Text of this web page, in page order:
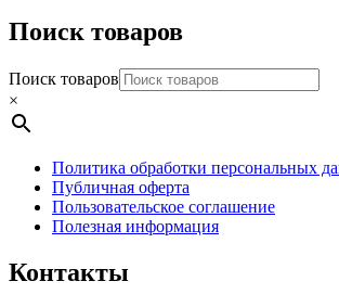
Поиск товаров
Поиск товаров
×
Политика обработки персональных
Публичная оферта
Пользовательское соглашение
Полезная информация
Контакты